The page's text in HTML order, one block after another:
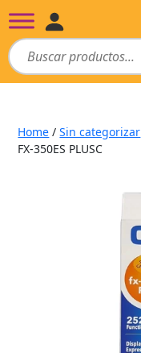
Home /Sin categorizar
FX-350ES PLUSC